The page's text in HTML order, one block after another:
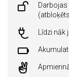
Darbojas
Līdzi